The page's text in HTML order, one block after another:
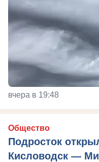
вчера в 19:48
Общество
Подросток
Кисловодск —